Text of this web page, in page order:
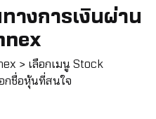
างการเงินผ่าน
> เลือกเมนู Stock
กชื่อหุ้นที่สนใจ